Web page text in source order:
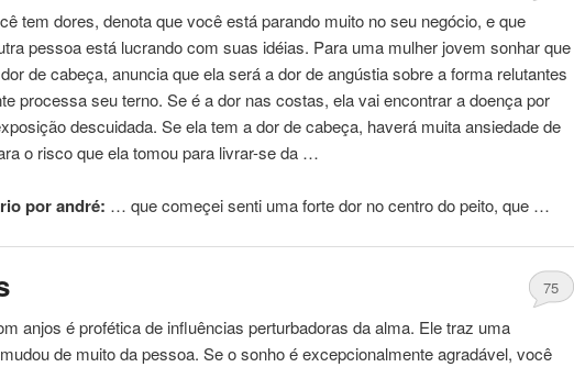
tem dores, denota que você está parando muito no seu negócio, e que
pessoaestá lucrando com suas idéias. Para uma mulher jovem sonhar que
de cabeça, anuncia que ela será a dor de angústia sobre a forma relutantes
processa seu terno. Se é a dor nas costas, ela vai encontrar a doença por
descuidada. Se ela tem a dor de cabeça, haverá muita ansiedade de
o risco que ela tomou para livrar-se da …
por andré: … que começei senti umaforte dor no centro do peito, que …
75
anjos é profética de influências perturbadoras da alma. Ele traz uma
de muito dapessoa. Se o sonho é excepcionalmente agradável, você